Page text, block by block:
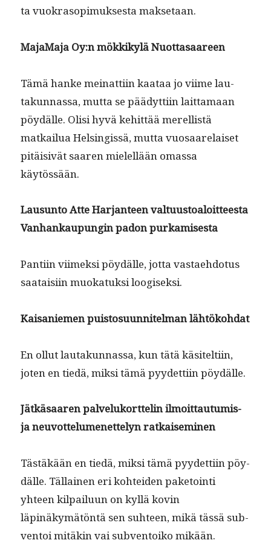
ta vuokra­sopimuk­ses­ta maksetaan.
Maja­Ma­ja Oy:n mökkikylä Nuottasaareen
Tämä han­ke meinat­ti­in kaataa jo viime lau­
takun­nas­sa, mut­ta se päädyt­ti­in lait­ta­maan
pöy­dälle. Olisi hyvä kehit­tää merel­listä
matkailua Helsingis­sä, mut­ta vuosaare­laiset
pitäi­sivät saaren mielel­lään omas­sa
käytössään.
Lausun­to Atte Har­jan­teen val­tu­us­toaloit­teesta
Van­hankaupun­gin padon purkamisesta
Pan­ti­in viimek­si pöy­dälle, jot­ta vas­tae­hdo­tus
saataisi­in muokatuk­si loogiseksi.
Kaisaniemen puis­to­su­un­nitel­man lähtökohdat
En ollut lau­takun­nas­sa, kun tätä käsitelti­in,
joten en tiedä, mik­si tämä pyy­det­ti­in pöydälle.
Jätkäsaaren palveluko­rt­telin ilmoit­tau­tu­mis-
ja neu­vot­telumenet­te­lyn ratkaiseminen
Tästäkään en tiedä, mik­si tämä pyy­det­ti­in pöy­
dälle. Täl­lainen eri kohtei­den pake­toin­ti
yhteen kil­pailu­un on kyl­lä kovin
läpinäkymätön­tä sen suh­teen, mikä tässä sub­
ven­toi mitäkin vai sub­ven­toiko mikään.